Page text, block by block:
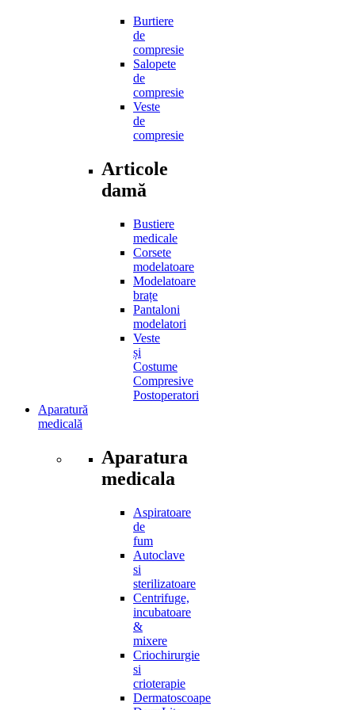
Burtiere
de
compresie
Salopete
de
compresie
Veste
de
compresie
Articole
damă
Bustiere
medicale
Corsete
modelatoare
Modelatoare
brațe
Pantaloni
modelatori
Veste
și
Costume
Compresive
Postoperatori
Aparatură
medicală
Aparatura
medicala
Aspiratoare
de
fum
Autoclave
si
sterilizatoare
Centrifuge,
incubatoare
&
mixere
Criochirurgie
si
crioterapie
Dermatoscoape